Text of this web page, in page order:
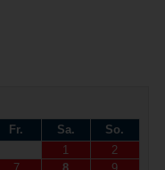
Fr. Sa.
So.
1
2